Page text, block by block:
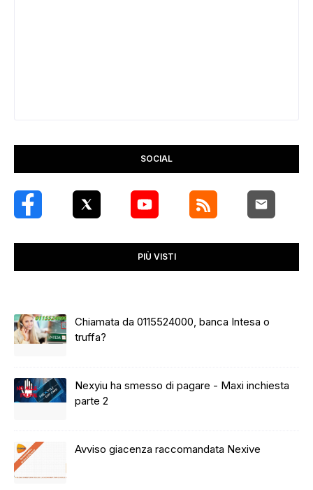
SOCIAL
PIÙ VISTI
Chiamata da 0115524000, banca Intesa o
truffa?
Nexyiu ha smesso di pagare - Maxi inchiesta
parte 2
Avviso giacenza raccomandata Nexive